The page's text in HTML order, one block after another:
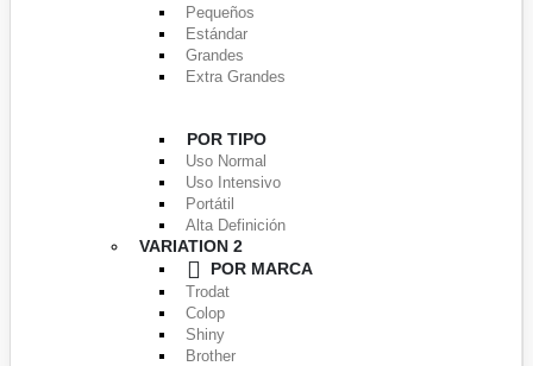
Pequeños
Estándar
Grandes
Extra Grandes
POR TIPO
Uso Normal
Uso Intensivo
Portátil
Alta Definición
VARIATION 2
POR MARCA
Trodat
Colop
Shiny
Brother